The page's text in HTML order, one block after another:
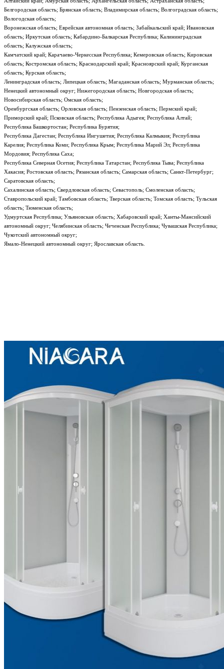
Белгородская область; Брянская область; Владимирская область; Волгоградская область;
Вологодская область;
Воронежская область; Еврейская автономная область; Забайкальский край; Ивановская
область; Иркутская область; Кабардино-Балкарская Республика; Калининградская
область; Калужская область;
Камчатский край; Карачаево-Черкесская Республика; Кемеровская область; Кировская
область; Костромская область; Краснодарский край; Красноярский край; Курганская
область; Курская область;
Ленинградская область; Липецкая область; Магаданская область; Мурманская область;
Ненецкий автономный округ; Нижегородская область; Новгородская область;
Новосибирская область; Омская область;
Оренбургская область; Орловская область; Пензенская область; Пермский край;
Приморский край; Псковская область; Республика Адыгея; Республика Алтай;
Республика Башкортостан; Республика Бурятия;
Республика Дагестан; Республика Ингушетия; Республика Калмыкия; Республика
Карелия; Республика Коми; Республика Крым; Республика Марий Эл; Республика
Мордовия; Республика Саха;
Республика Северная Осетия; Республика Татарстан; Республика Тыва; Республика
Хакасия; Ростовская область; Рязанская область; Самарская область; Санкт-Петербург;
Саратовская область;
Сахалинская область; Свердловская область; Севастополь; Смоленская область;
Ставропольский край; Тамбовская область; Тверская область; Томская область; Тульская
область; Тюменская область;
Удмуртская Республика; Ульяновская область; Хабаровский край; Ханты-Мансийский
автономный округ; Челябинская область; Чеченская Республика; Чувашская Республика;
Чукотский автономный округ;
Ямало-Ненецкий автономный округ; Ярославская область.